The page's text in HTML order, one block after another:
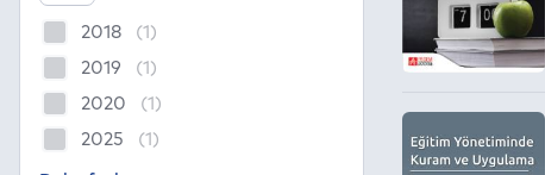
2018
(1)
2019
(1)
2020
(1)
2025
(1)